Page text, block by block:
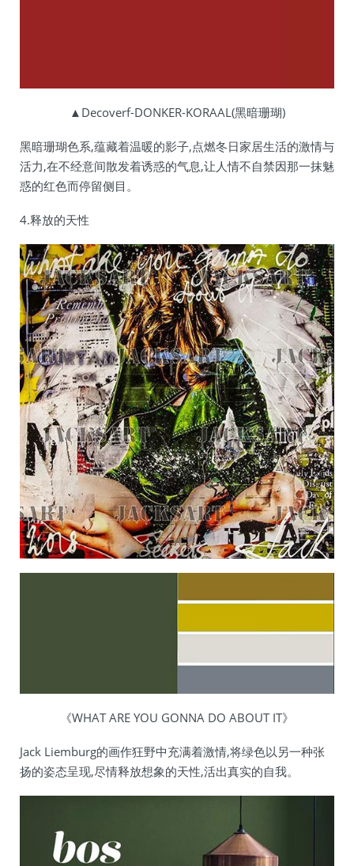
▲Decoverf-DONKER-KORAAL(黑暗珊瑚)
黑暗珊瑚色系,蕴藏着温暖的影子,点燃冬日家居生活的激情与
活力,在不经意间散发着诱惑的气息,让人情不自禁因那一抹魅
惑的红色而停留侧目。
4.释放的天性
《WHAT ARE YOU GONNA DO ABOUT IT》
Jack Liemburg的画作狂野中充满着激情,将绿色以另一种张
扬的姿态呈现,尽情释放想象的天性,活出真实的自我。